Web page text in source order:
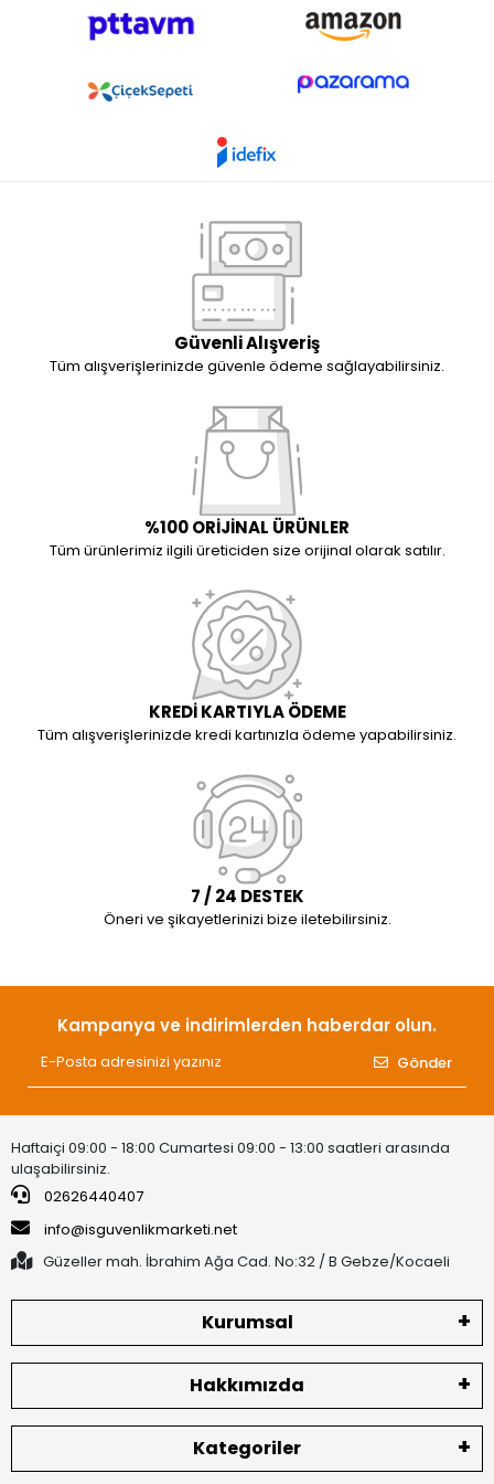
Güvenli Alışveriş
Tüm alışverişlerinizde güvenle ödeme sağlayabilirsiniz.
%100 ORİJİNAL ÜRÜNLER
Tüm ürünlerimiz ilgili üreticiden size orijinal olarak satılır.
KREDİ KARTIYLA ÖDEME
Tüm alışverişlerinizde kredi kartınızla ödeme yapabilirsiniz.
7 / 24 DESTEK
Öneri ve şikayetlerinizi bize iletebilirsiniz.
Kampanya ve indirimlerden haberdar olun.
Gönder
Haftaiçi 09:00 - 18:00 Cumartesi 09:00 - 13:00 saatleri arasında
ulaşabilirsiniz.
02626440407
info@isguvenlikmarketi.net
Güzeller mah. İbrahim Ağa Cad. No:32 / B Gebze/Kocaeli
Kurumsal
Hakkımızda
Kategoriler